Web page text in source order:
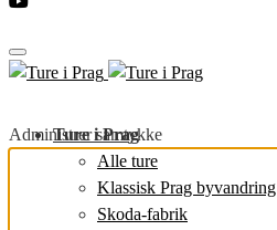
Toggle navigation
Ture i Prag
Alle ture
Klassisk Prag byvandring
Skoda-fabrik
Administrer samtykke